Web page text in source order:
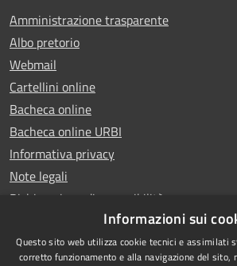
Amministrazione trasparente
Albo pretorio
Webmail
Cartellini online
Bacheca online
Bacheca online URBI
Informativa privacy
Note legali
Dichiarazione di accessibilità
Informazioni sui
Questo sito web utilizza cookie tecnici e assimilati
corretto funzionamento e alla navigazione del sito,